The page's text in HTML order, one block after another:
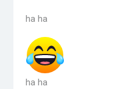
ha ha
ha ha